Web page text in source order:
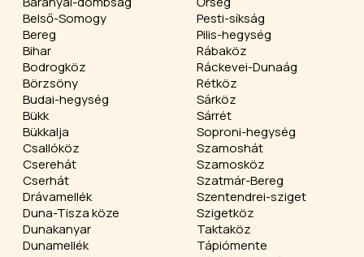
Belső-Somogy
Bereg
Bihar
Bodrogköz
Börzsöny
Budai-hegység
Bükk
Bükkalja
Csallóköz
Cserehát
Cserhát
Drávamellék
Duna-Tisza köze
Dunakanyar
Dunamellék
Pesti-síkság
Pilis-hegység
Rábaköz
Ráckevei-Dunaág
Rétköz
Sárköz
Sárrét
Soproni-hegység
Szamoshát
Szamosköz
Szatmár-Bereg
Szentendrei-sziget
Szigetköz
Taktaköz
Tápiómente